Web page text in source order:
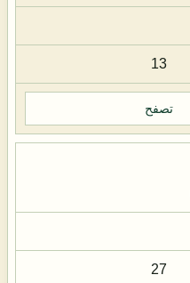
13
تصفح
27